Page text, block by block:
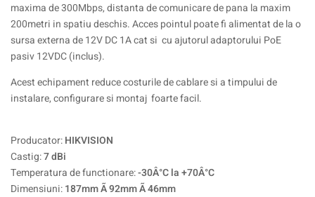
maxima de 300Mbps, distanta de comunicare de pana la maxim
200metri in spatiu deschis. Acces pointul poate fi alimentat de la o
sursa externa de 12V DC 1A cat si cu ajutorul adaptorului PoE
pasiv 12VDC (inclus).
Acest echipament reduce costurile de cablare si a timpului de
instalare, configurare si montaj foarte facil.
Producator:HIKVISION
Castig:7 dBi
Temperatura de functionare:-30Â°C la +70Â°C
Dimensiuni:187mm Ã 92mm Ã 46mm